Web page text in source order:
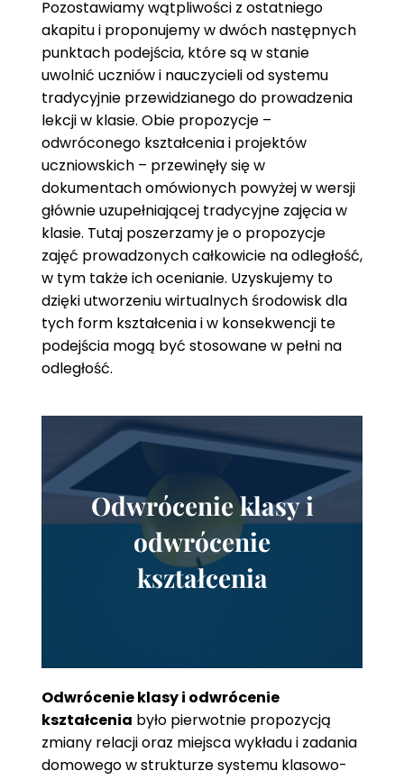
Pozostawiamy wątpliwości z ostatniego
akapitu i proponujemy w dwóch następnych
punktach podejścia, które są w stanie
uwolnić uczniów i nauczycieli od systemu
tradycyjnie przewidzianego do prowadzenia
lekcji w klasie. Obie propozycje –
odwróconego kształcenia i projektów
uczniowskich – przewinęły się w
dokumentach omówionych powyżej w wersji
głównie uzupełniającej tradycyjne zajęcia w
klasie. Tutaj poszerzamy je o propozycje
zajęć prowadzonych całkowicie na odległość,
w tym także ich ocenianie. Uzyskujemy to
dzięki utworzeniu wirtualnych środowisk dla
tych form kształcenia i w konsekwencji te
podejścia mogą być stosowane w pełni na
odległość.
Odwrócenie klasy i
odwrócenie
kształcenia
Odwrócenie klasy i odwrócenie
kształcenia było pierwotnie propozycją
zmiany relacji oraz miejsca wykładu i zadania
domowego w strukturze systemu klasowo-